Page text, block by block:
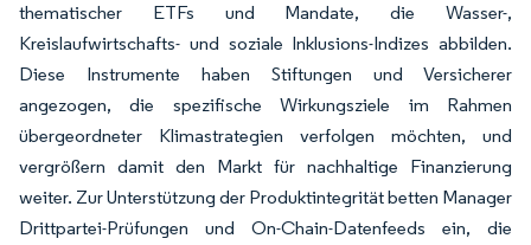
thematischer ETFs und Mandate, die Wasser-,
Kreislaufwirtschafts- und soziale Inklusions-Indizes abbilden.
Diese Instrumente haben Stiftungen und Versicherer
angezogen, die spezifische Wirkungsziele im Rahmen
übergeordneter Klimastrategien verfolgen möchten, und
vergrößern damit den Markt für nachhaltige Finanzierung
weiter. Zur Unterstützung der Produktintegrität betten Manager
Drittpartei-Prüfungen und On-Chain-Datenfeeds ein, die